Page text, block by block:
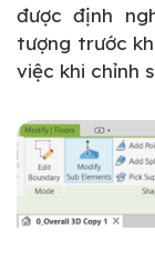
được định
tượng trước
việc khi chỉnh